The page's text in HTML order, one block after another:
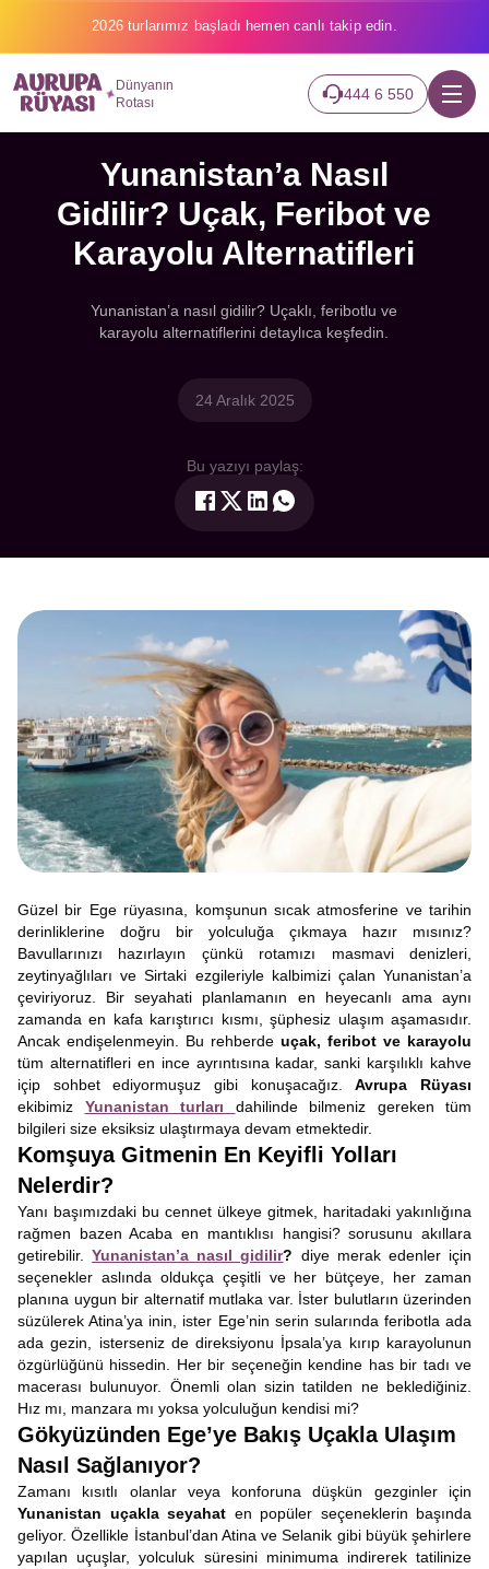
2026 turlarımız başladı hemen canlı takip edin.
Dünyanın
Rotası
444 6 550
Yunanistan’a Nasıl
Gidilir? Uçak, Feribot ve
Karayolu Alternatifleri
Yunanistan’a nasıl gidilir? Uçaklı, feribotlu ve
karayolu alternatiflerini detaylıca keşfedin.
24 Aralık 2025
Bu yazıyı paylaş:
Güzel bir Ege rüyasına, komşunun sıcak atmosferine ve tarihin
derinliklerine doğru bir yolculuğa çıkmaya hazır mısınız?
Bavullarınızı hazırlayın çünkü rotamızı masmavi denizleri,
zeytinyağlıları ve Sirtaki ezgileriyle kalbimizi çalan Yunanistan’a
çeviriyoruz. Bir seyahati planlamanın en heyecanlı ama aynı
zamanda en kafa karıştırıcı kısmı, şüphesiz ulaşım aşamasıdır.
Ancak endişelenmeyin. Bu rehberde uçak, feribot ve karayolu
tüm alternatifleri en ince ayrıntısına kadar, sanki karşılıklı kahve
içip sohbet ediyormuşuz gibi konuşacağız.Avrupa Rüyası
ekibimiz Yunanistan turları dahilinde bilmeniz gereken tüm
bilgileri size eksiksiz ulaştırmaya devam etmektedir.
Komşuya Gitmenin En Keyifli Yolları
Nelerdir?
Yanı başımızdaki bu cennet ülkeye gitmek, haritadaki yakınlığına
rağmen bazen Acaba en mantıklısı hangisi? sorusunu akıllara
getirebilir.Yunanistan’a nasıl gidilir? diye merak edenler için
seçenekler aslında oldukça çeşitli ve her bütçeye, her zaman
planına uygun bir alternatif mutlaka var. İster bulutların üzerinden
süzülerek Atina’ya inin, ister Ege’nin serin sularında feribotla ada
ada gezin, isterseniz de direksiyonu İpsala’ya kırıp karayolunun
özgürlüğünü hissedin. Her bir seçeneğin kendine has bir tadı ve
macerası bulunuyor. Önemli olan sizin tatilden ne beklediğiniz.
Hız mı, manzara mı yoksa yolculuğun kendisi mi?
Gökyüzünden Ege’ye Bakış Uçakla Ulaşım
Nasıl Sağlanıyor?
Zamanı kısıtlı olanlar veya konforuna düşkün gezginler için
Yunanistan uçakla seyahat en popüler seçeneklerin başında
geliyor. Özellikle İstanbul’dan Atina ve Selanik gibi büyük şehirlere
yapılan uçuşlar, yolculuk süresini minimuma indirerek tatilinize